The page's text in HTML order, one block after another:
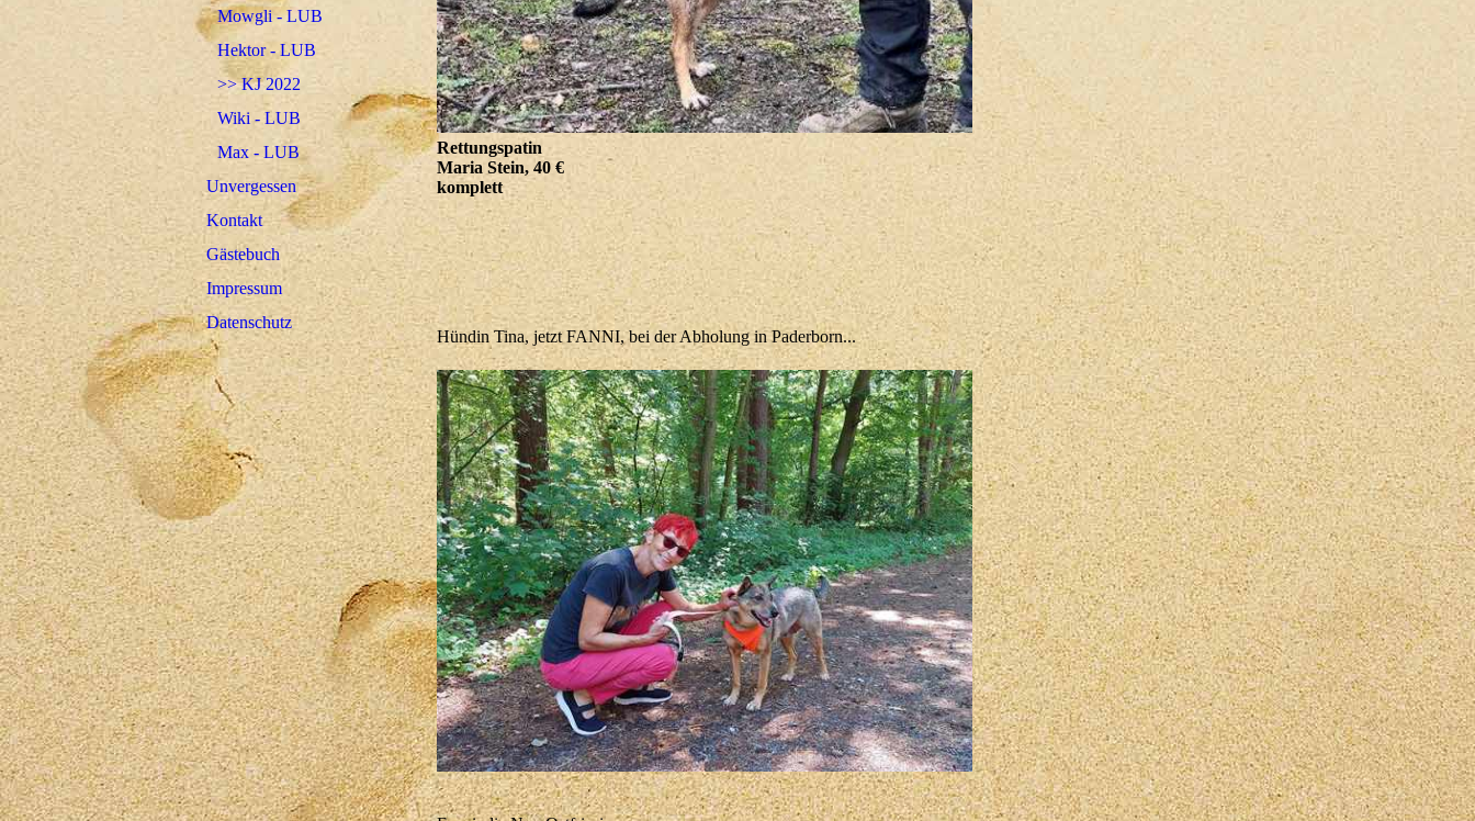
Rettungspatin
Maria Stein, 40 €
komplett
Hündin Tina, jetzt FANNI, bei der Abholung in Paderborn...
Mowgli - LUB
Hektor - LUB
>> KJ 2022
Wiki - LUB
Max - LUB
Unvergessen
Kontakt
Gästebuch
Impressum
Datenschutz